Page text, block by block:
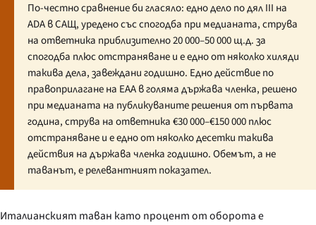
По-честно сравнение би гласяло: едно дело по дял III на
ADA в САЩ, уредено със спогодба при медианата, струва
на ответника приблизително 20 000–50 000 щ.д. за
спогодба плюс отстраняване и е едно от няколко хиляди
такива дела, завеждани годишно. Едно действие по
правоприлагане на EAA в голяма държава членка, решено
при медианата на публикуваните решения от първата
година, струва на ответника €30 000–€150 000 плюс
отстраняване и е едно от няколко десетки такива
действия на държава членка годишно. Обемът, а не
таванът, е релевантният показател.
Италианският таван като процент от оборота е